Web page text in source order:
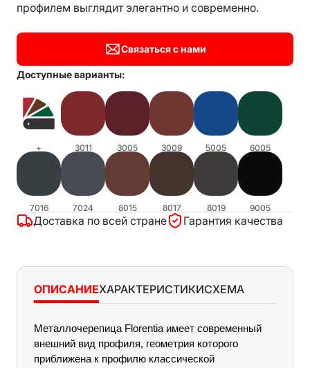
профилем выглядит элегантно и современно.
Связаться с нами
Доступные варианты:
+ 3011 3005 3009 5005 6005
7016 7024 8015 8017 8019 9005
Доставка по всей стране Гарантия качества
ОПИСАНИЕХАРАКТЕРИСТИКИСХЕМА
Металлочерепица Florentia имеет современный
внешний вид профиля, геометрия которого
приближена к профилю классической
Характеристики
Длина листа минимальная 700 мм